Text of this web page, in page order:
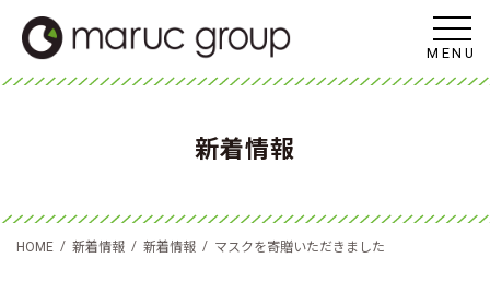
MENU
新着情報
HOME / 新着情報 / 新着情報 / マスクを寄贈いただきました